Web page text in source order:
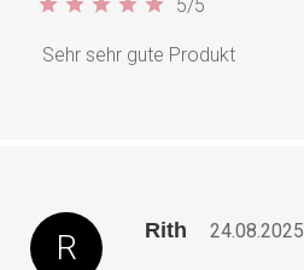
5/5
Sehr sehr gute Produkt
R Rith 24.08.2025